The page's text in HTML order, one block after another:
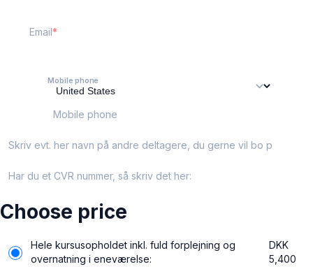
Email
Mobile phone
Mobile phone
Har du et CVR nummer, så skriv det her:
Choose price
Hele kursusopholdet inkl. fuld forplejning og
overnatning i eneværelse:
DKK
5,400